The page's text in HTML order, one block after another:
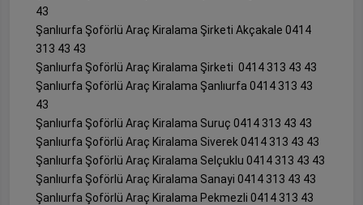
43
Şanlıurfa Şoförlü Araç Kiralama Şirketi Akçakale 0414
313 43 43
Şanlıurfa Şoförlü Araç Kiralama Şirketi 0414 313 43 43
Şanlıurfa Şoförlü Araç Kiralama Şanlıurfa 0414 313 43
43
Şanlıurfa Şoförlü Araç Kiralama Suruç 0414 313 43 43
Şanlıurfa Şoförlü Araç Kiralama Siverek 0414 313 43 43
Şanlıurfa Şoförlü Araç Kiralama Selçuklu 0414 313 43 43
Şanlıurfa Şoförlü Araç Kiralama Sanayi 0414 313 43 43
Şanlıurfa Şoförlü Araç Kiralama Pekmezli 0414 313 43